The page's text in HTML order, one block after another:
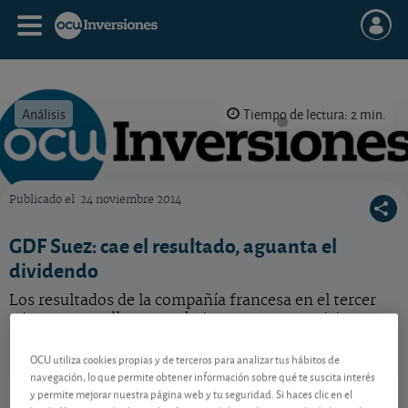
Análisis Tiempo de lectura: 2 min.
Publicado el 24 noviembre 2014
GDF Suez: cae el resultado, aguanta el
dividendo
Los resultados de la compañía francesa en el tercer
trimestre nos llevan a rebajar nuestras previsiones
nuestra valoración?
Engie 26,72 EUR
OCU utiliza cookies propias y de terceros para analizar tus hábitos de
navegación, lo que permite obtener información sobre qué te suscita interés
y permite mejorar nuestra página web y tu seguridad. Si haces clic en el